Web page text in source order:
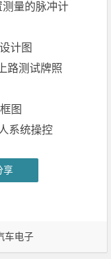
量的脉冲计
计图
路测试牌照
图
系统操控
享
车电子